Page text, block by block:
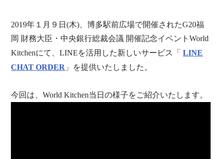
2019年１月９日(木)、博多駅前広場で開催されたG20福
岡 財務大臣・中央銀行総裁会議 開催記念イベントWorld
Kitchenにて、LINEを活用した新しいサービス「LINE
CHAT ORDER 」を提供いたしました。
今回は、World Kitchen当日の様子をご紹介いたします。